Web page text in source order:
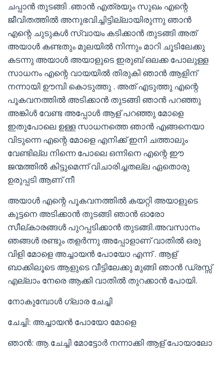
ചപ്പാൻ തുടങ്ങി .ഞാൻ എത്രയും സുഖം എന്റെ
ജീവിതത്തിൽ അനുഭവിച്ചിട്ടില്ലായിരുന്നു ഞാൻ
എന്റെ ചുടുകൾ സ്വായം കടിക്കാൻ തുടങ്ങി അത്
അയാൾ കണ്ടതും മുലയിൽ നിന്നും മാറി ചൂടിലേക്കു
കടന്നു അയാൾ അയാളുടെ ഇരുബ് ഒലക്ക പോലുള്ള
സാധനം എന്റെ വായയിൽ തിരുകി ഞാൻ ആളിന്
നന്നായി ഊമ്പി കൊടുത്തു . അത് എടുത്തു എന്റെ
പൂകവനത്തിൽ അടിക്കാൻ തുടങ്ങി ഞാൻ പറഞ്ഞു
അങ്കിൾ വേണ്ട അപ്പോൾ ആള് പറഞ്ഞു മോളെ
ഇതുപോലെ ഉള്ള സാധനത്തെ ഞാൻ എങ്ങനെയാ
വിടുന്നെ എന്റെ മോളെ എനിക്ക് ഇനി ചത്താലും
വേണ്ടില്ല നിന്നെ പോലെ ഒന്നിനെ എന്റെ ഈ
ജന്മത്തിൽ കിട്ടുമെന്ന് വിചാരിച്ചതല്ല ഏതൊരു
ഉരുപ്പടി ആണ് നീ
അയാൾ എന്റെ പൂകവനത്തിൽ കയറ്റി അയാളുടെ
കുട്ടനെ അടിക്കാൻ തുടങ്ങി ഞാൻ ഓരോ
സീല്കാരങ്ങൾ പുറപ്പടിക്കാൻ തുടങ്ങി.അവസാനം
ഞങ്ങൾ രണ്ടും തളർന്നു അപ്പോളാണ് വാതിൽ ഒരു
വിളി മോളെ അച്ചായൻ പോയോ എന്ന് . ആള്
ബാക്കിലൂടെ ആളുടെ വീട്ടിലേക്കു മുങ്ങി ഞാൻ ഡ്രസ്സ്
എല്ലാം നേരെ ആക്കി വാതിൽ തുറക്കാൻ പോയി.
നോകുമ്പോൾ ഗ്ലാര ചേച്ചി
ചേച്ചി: അച്ചായൻ പോയോ മോളെ
ഞാൻ: ആ ചേച്ചി മോട്ടോർ നന്നാക്കി ആള് പോയാലോ